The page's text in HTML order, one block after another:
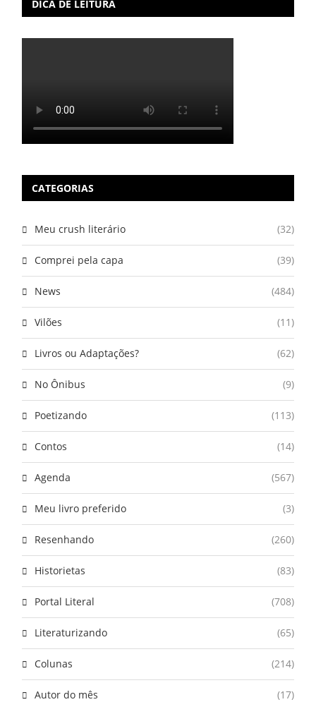
DICA DE LEITURA
CATEGORIAS
Meu crush literário (32)
Comprei pela capa (39)
News (484)
Vilões (11)
Livros ou Adaptações? (62)
No Ônibus (9)
Poetizando (113)
Contos (14)
Agenda (567)
Meu livro preferido (3)
Resenhando (260)
Historietas (83)
Portal Literal (708)
Literaturizando (65)
Colunas (214)
Autor do mês (17)